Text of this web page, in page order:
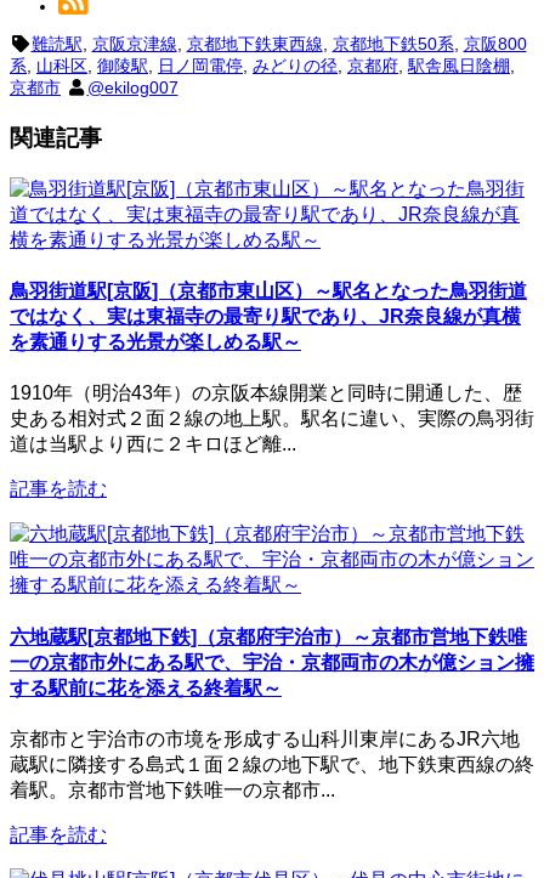
難読駅, 京阪京津線, 京都地下鉄東西線, 京都地下鉄50系, 京阪800
系, 山科区, 御陵駅, 日ノ岡電停, みどりの径, 京都府,駅舎風日陰棚,
京都市
@ekilog007
関連記事
鳥羽街道駅[京阪]（京都市東山区）～駅名となった鳥羽街道
ではなく、実は東福寺の最寄り駅であり、JR奈良線が真横
を素通りする光景が楽しめる駅～
1910年（明治43年）の京阪本線開業と同時に開通した、歴
史ある相対式２面２線の地上駅。駅名に違い、実際の鳥羽街
道は当駅より西に２キロほど離...
記事を読む
六地蔵駅[京都地下鉄]（京都府宇治市）～京都市営地下鉄唯
一の京都市外にある駅で、宇治・京都両市の木が億ション擁
する駅前に花を添える終着駅～
京都市と宇治市の市境を形成する山科川東岸にあるJR六地
蔵駅に隣接する島式１面２線の地下駅で、地下鉄東西線の終
着駅。京都市営地下鉄唯一の京都市...
記事を読む